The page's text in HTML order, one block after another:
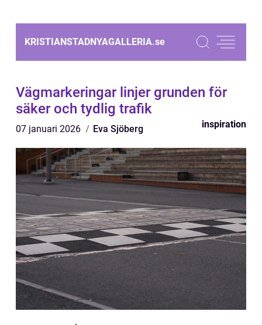
KRISTIANSTADNYAGALLERIA.se
Vägmarkeringar linjer grunden för
säker och tydlig trafik
07 januari 2026 Eva Sjöberg inspiration